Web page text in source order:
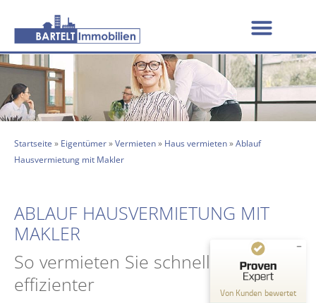
Von Kunden bewertet
Kundenbewertungen und Erfahrungen zu
Startseite » Eigentümer»Vermieten» Haus vermieten»Ablauf
Hausvermietung mit Makler
ABLAUF HAUSVERMIETUNG MIT
MAKLER
So vermieten Sie schneller und
effizienter